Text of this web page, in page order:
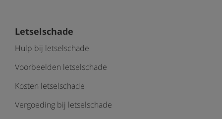
Letselschade
Hulp bij letselschade
Voorbeelden letselschade
Kosten letselschade
Vergoeding bij letselschade